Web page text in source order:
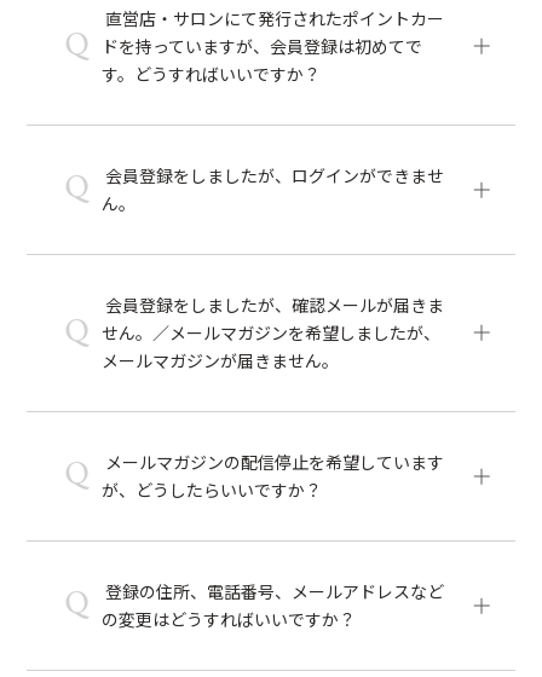
Q
直営店・サロンにて発行されたポイントカー
ドを持っていますが、会員登録は初めてで
す。どうすればいいですか？
Q
会員登録をしましたが、ログインができませ
ん。
Q
会員登録をしましたが、確認メールが届きま
せん。／メールマガジンを希望しましたが、
メールマガジンが届きません。
Q
メールマガジンの配信停止を希望しています
が、どうしたらいいですか？
Q
登録の住所、電話番号、メールアドレスなど
の変更はどうすればいいですか？